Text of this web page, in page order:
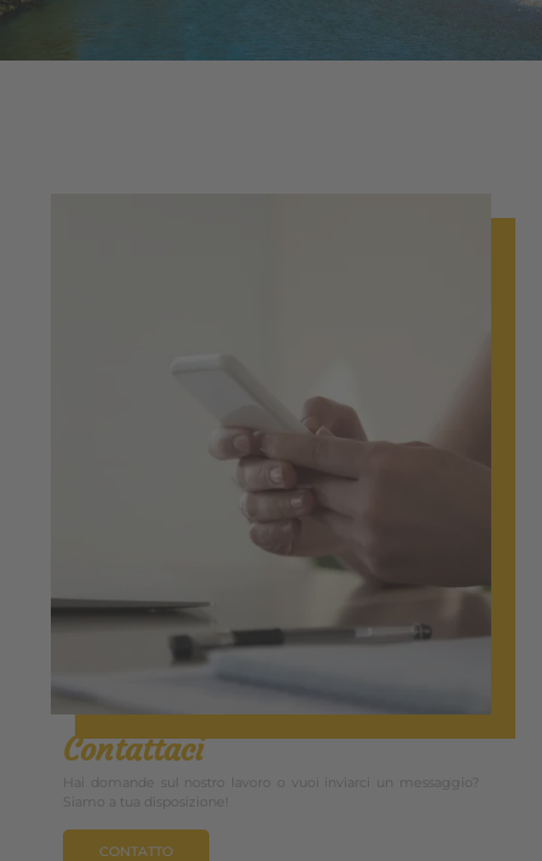
Contattaci
Hai domande sul nostro lavoro o vuoi inviarci un messaggio?
Siamo a tua disposizione!
CONTATTO